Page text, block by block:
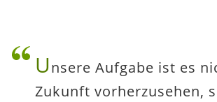
Unsere Aufgabe ist es
Zukunft vorherzusehen,